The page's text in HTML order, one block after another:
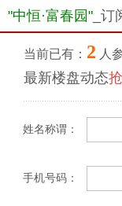
"中恒·富春园" _
当前已有： 2 人
最新楼盘动态
姓名称谓：
手机号码：